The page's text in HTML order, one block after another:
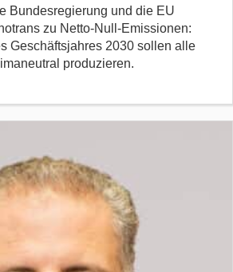
Bundesregierung und die EU
zu Netto-Null-Emissionen:
Geschäftsjahres 2030 sollen alle
produzieren.